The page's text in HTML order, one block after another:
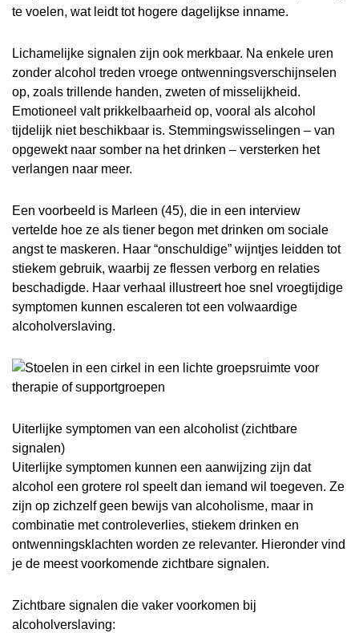
te voelen, wat leidt tot hogere dagelijkse inname.
Lichamelijke signalen zijn ook merkbaar. Na enkele uren
zonder alcohol treden vroege ontwenningsverschijnselen
op, zoals trillende handen, zweten of misselijkheid.
Emotioneel valt prikkelbaarheid op, vooral als alcohol
tijdelijk niet beschikbaar is. Stemmingswisselingen – van
opgewekt naar somber na het drinken – versterken het
verlangen naar meer.
Een voorbeeld is Marleen (45), die in een interview
vertelde hoe ze als tiener begon met drinken om sociale
angst te maskeren. Haar “onschuldige” wijntjes leidden tot
stiekem gebruik, waarbij ze flessen verborg en relaties
beschadigde. Haar verhaal illustreert hoe snel vroegtijdige
symptomen kunnen escaleren tot een volwaardige
alcoholverslaving.
Uiterlijke symptomen van een alcoholist (zichtbare
signalen)
Uiterlijke symptomen kunnen een aanwijzing zijn dat
alcohol een grotere rol speelt dan iemand wil toegeven. Ze
zijn op zichzelf geen bewijs van alcoholisme, maar in
combinatie met controleverlies, stiekem drinken en
ontwenningsklachten worden ze relevanter. Hieronder vind
je de meest voorkomende zichtbare signalen.
Zichtbare signalen die vaker voorkomen bij
alcoholverslaving: